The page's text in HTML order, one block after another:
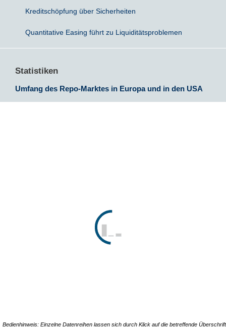
Kreditschöpfung über Sicherheiten
Quantitative Easing führt zu Liquiditätsproblemen
Statistiken
Umfang des Repo-Marktes in Europa und in den USA
Bedienhinweis: Einzelne Datenreihen lassen sich durch Klick auf die betreffende Überschrift